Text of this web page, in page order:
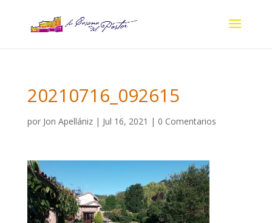
20210716_092615
por Jon Apellániz| Jul 16, 2021 | 0 Comentarios